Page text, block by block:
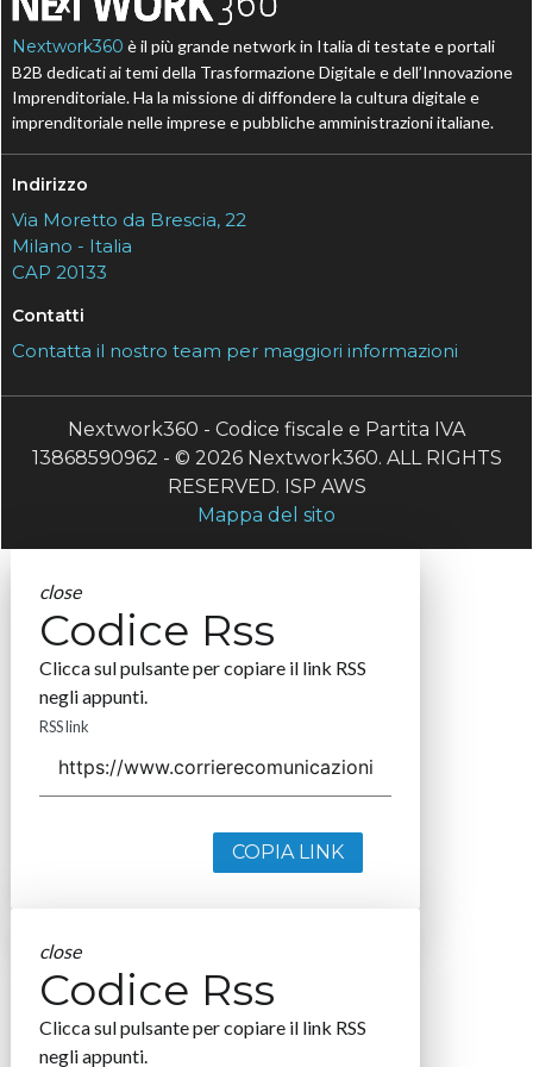
Nextwork360 è il più grande network in Italia di testate e portali
B2B dedicati ai temi della Trasformazione Digitale e dell’Innovazione
Imprenditoriale. Ha la missione di diffondere la cultura digitale e
imprenditoriale nelle imprese e pubbliche amministrazioni italiane.
Indirizzo
Via Moretto da Brescia, 22
Milano - Italia
CAP 20133
Contatti
Contatta il nostro team per maggiori informazioni
Nextwork360 - Codice fiscale e Partita IVA
13868590962 - © 2026 Nextwork360. ALL RIGHTS
RESERVED. ISP AWS
Mappa del sito
close
Codice Rss
Clicca sul pulsante per copiare il link RSS
negli appunti.
RSS link
COPIA LINK
close
Codice Rss
Clicca sul pulsante per copiare il link RSS
negli appunti.